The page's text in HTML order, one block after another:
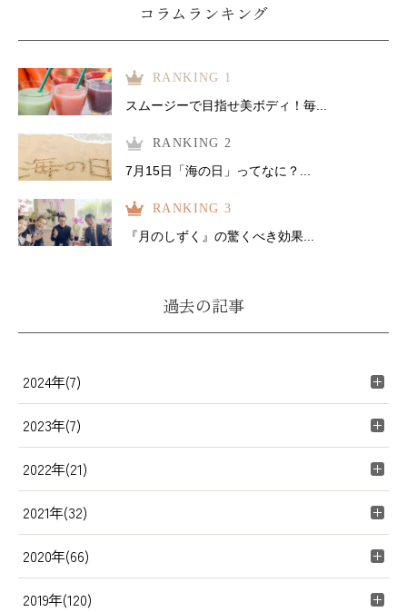
コラムランキング
RANKING 1
スムージーで目指せ美ボディ！毎...
RANKING 2
7月15日「海の日」ってなに？...
RANKING 3
『月のしずく』の驚くべき効果...
過去の記事
2024年(7)
2023年(7)
2022年(21)
2021年(32)
2020年(66)
2019年(120)